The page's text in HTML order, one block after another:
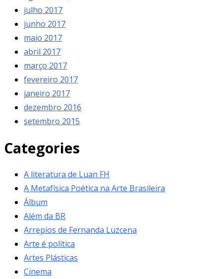
julho 2017
junho 2017
maio 2017
abril 2017
março 2017
fevereiro 2017
janeiro 2017
dezembro 2016
setembro 2015
Categories
A literatura de Luan FH
A Metafísica Poética na Arte Brasileira
Álbum
Além da BR
Arrepios de Fernanda Luzcena
Arte é política
Artes Plásticas
Cinema